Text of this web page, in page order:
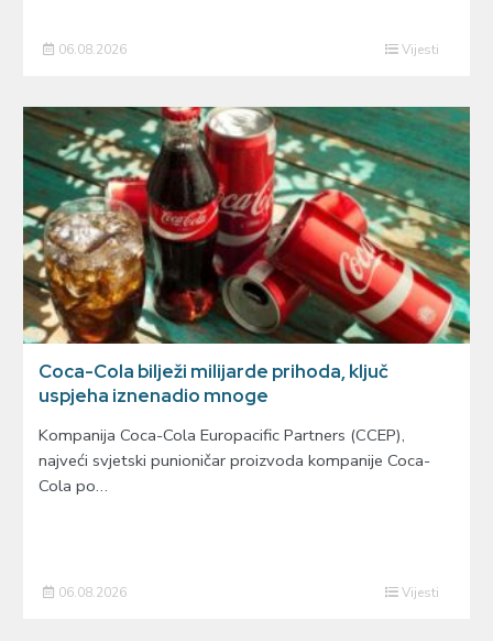
06.08.2026 Vijesti
Coca-Cola bilježi milijarde prihoda, ključ
uspjeha iznenadio mnoge
Kompanija Coca-Cola Europacific Partners (CCEP),
najveći svjetski punioničar proizvoda kompanije Coca-
Cola po…
06.08.2026 Vijesti